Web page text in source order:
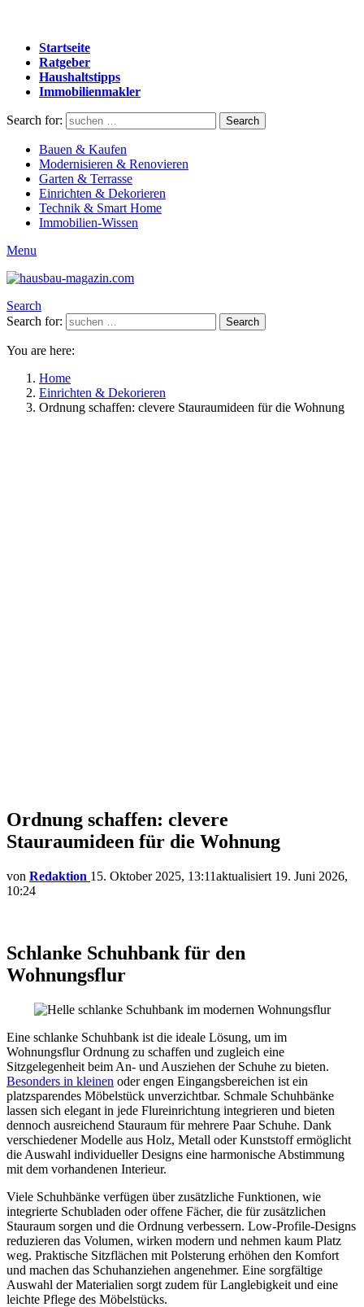
Startseite
Ratgeber
Haushaltstipps
Immobilienmakler
Search for: Search
Bauen & Kaufen
Modernisieren & Renovieren
Garten & Terrasse
Einrichten & Dekorieren
Technik & Smart Home
Immobilien-Wissen
Menu
Search
Search for:
Search
You are here:
Home
Einrichten & Dekorieren
Ordnung schaffen: clevere Stauraumideen für die Wohnung
Ordnung schaffen: clevere
Stauraumideen für die Wohnung
von Redaktion 15. Oktober 2025, 13:11aktualisiert 19. Juni 2026,
10:24
Schlanke Schuhbank für den
Wohnungsflur
Eine schlanke Schuhbank ist die ideale Lösung, um im
Wohnungsflur Ordnung zu schaffen und zugleich eine
Sitzgelegenheit beim An- und Ausziehen der Schuhe zu bieten.
Besonders in kleinen oder engen Eingangsbereichen ist ein
platzsparendes Möbelstück unverzichtbar. Schmale Schuhbänke
lassen sich elegant in jede Flureinrichtung integrieren und bieten
dennoch ausreichend Stauraum für mehrere Paar Schuhe. Dank
verschiedener Modelle aus Holz, Metall oder Kunststoff ermöglicht
die Auswahl individueller Designs eine harmonische Abstimmung
mit dem vorhandenen Interieur.
Viele Schuhbänke verfügen über zusätzliche Funktionen, wie
integrierte Schubladen oder offene Fächer, die für zusätzlichen
Stauraum sorgen und die Ordnung verbessern. Low-Profile-Designs
reduzieren das Volumen, wirken modern und nehmen kaum Platz
weg. Praktische Sitzflächen mit Polsterung erhöhen den Komfort
und machen das Schuhanziehen angenehmer. Eine sorgfältige
Auswahl der Materialien sorgt zudem für Langlebigkeit und eine
leichte Pflege des Möbelstücks.